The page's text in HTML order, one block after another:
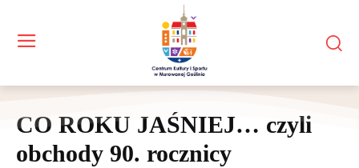
CO ROKU JAŚNIEJ… czyli
obchody 90. rocznicy